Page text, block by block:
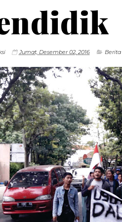
Jumat, Desember 02, 2016 Berita